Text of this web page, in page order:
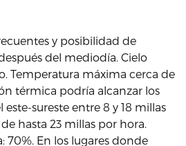
y posibilidad de
del mediodía. Cielo
Temperatura máxima cerca de
térmica podría alcanzar los
este-sureste entre 8 y 18 millas
hasta 23 millas por hora.
70%. En los lugares donde